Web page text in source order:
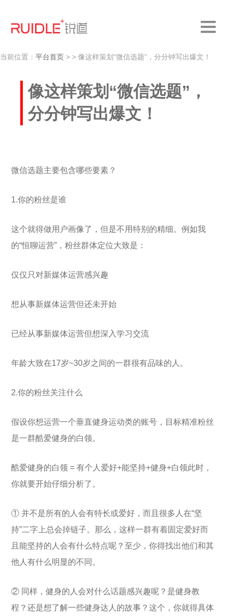
当前位置： 平台首页 > > 像这样策划“微信选题”，分分钟写出爆文！
像这样策划“微信选题”，
分分钟写出爆文！
微信选题主要包含哪些要素？
1.你的粉丝是谁
这个就得做用户画像了，但是不用特别的精细。例如我
的“恒聊运营”，粉丝群体定位大致是：
仅仅只对新媒体运营感兴趣
想从事新媒体运营但还未开始
已经从事新媒体运营但想深入学习交流
年龄大致在17岁~30岁之间的一群很有品味的人。
2.你的粉丝关注什么
假设你想运营一个垂直健身运动类的账号，目标精准粉丝
是一群酷爱健身的白领。
酷爱健身的白领 = 有个人爱好+能坚持+健身+白领此时，
你就要开始仔细分析了。
① 并不是所有的人会有特长或爱好，而且很多人在“坚
持”二字上总会掉链子。那么，这样一群有着固定爱好而
且能坚持的人会有什么特点呢？至少，你得找出他们和其
他人有什么明显的不同。
② 同样，健身的人会对什么话题感兴趣呢？是健身教
程？还是想了解一些健身达人的故事？这个，你就得具体